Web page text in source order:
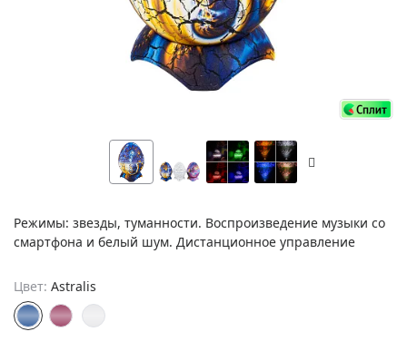
Режимы: звезды, туманности. Воспроизведение музыки со
смартфона и белый шум. Дистанционное управление
Цвет: Astralis